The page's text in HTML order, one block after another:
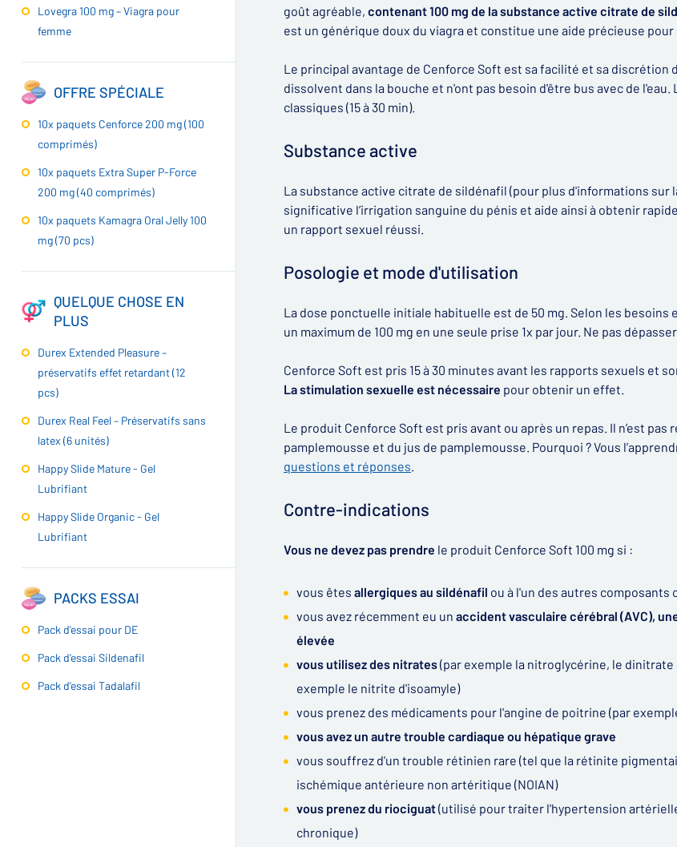
Lovegra 100 mg – Viagra pour
femme
OFFRE SPÉCIALE
10x paquets Cenforce 200 mg (100
comprimés)
10x paquets Extra Super P-Force
200 mg (40 comprimés)
10x paquets Kamagra Oral Jelly 100
mg (70 pcs)
QUELQUE CHOSE EN
PLUS
Durex Extended Pleasure –
préservatifs effet retardant (12
pcs)
Durex Real Feel – Préservatifs sans
latex (6 unités)
Happy Slide Mature - Gel
Lubrifiant
Happy Slide Organic - Gel
Lubrifiant
PACKS ESSAI
Pack d'essai pour DE
Pack d'essai Sildenafil
Pack d'essai Tadalafil
goût agréable, contenant 100 mg de la substance active citrate de
est un générique doux du viagra et constitue une aide précieuse
Le principal avantage de Cenforce Soft est sa facilité et sa discrétion
dissolvent dans la bouche et n'ont pas besoin d'être bus avec de
classiques (15 à 30 min).
Substance active
La substance active citrate de sildénafil (pour plus d'informations sur
significative l’irrigation sanguine du pénis et aide ainsi à obtenir
un rapport sexuel réussi.
Posologie et mode d'utilisation
La dose ponctuelle initiale habituelle est de 50 mg. Selon les
un maximum de 100 mg en une seule prise 1x par jour. Ne pas
Cenforce Soft est pris 15 à 30 minutes avant les rapports sexuels et
La stimulation sexuelle est nécessaire pour obtenir un effet.
Le produit Cenforce Soft est pris avant ou après un repas. Il n’est
pamplemousse et du jus de pamplemousse. Pourquoi ? Vous
questions et réponses.
Contre-indications
Vous ne devez pas prendre le produit Cenforce Soft 100 mg si :
vous êtes allergiques au sildénafil ou à l'un des autres
vous avez récemment eu un accident vasculaire cérébral (AVC),
élevée
vous utilisez des nitrates(par exemple la nitroglycérine, le
exemple le nitrite d'isoamyle)
vous prenez des médicaments pour l'angine de poitrine (par
vous avez un autre trouble cardiaque ou hépatique grave
vous souffrez d'un trouble rétinien rare (tel que la rétinite
ischémique antérieure non artéritique (NOIAN)
vous prenez du riociguat(utilisé pour traiter l'hypertension
chronique)